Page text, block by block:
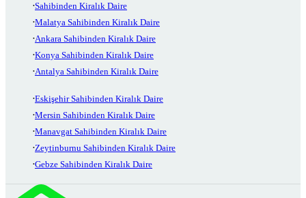
Sahibinden Kiralık Daire
Malatya Sahibinden Kiralık Daire
Ankara Sahibinden Kiralık Daire
Konya Sahibinden Kiralık Daire
Antalya Sahibinden Kiralık Daire
Eskişehir Sahibinden Kiralık Daire
Mersin Sahibinden Kiralık Daire
Manavgat Sahibinden Kiralık Daire
Zeytinburnu Sahibinden Kiralık Daire
Gebze Sahibinden Kiralık Daire